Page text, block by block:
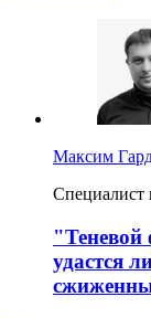
Максим
Специалист
"Теневой
удастся